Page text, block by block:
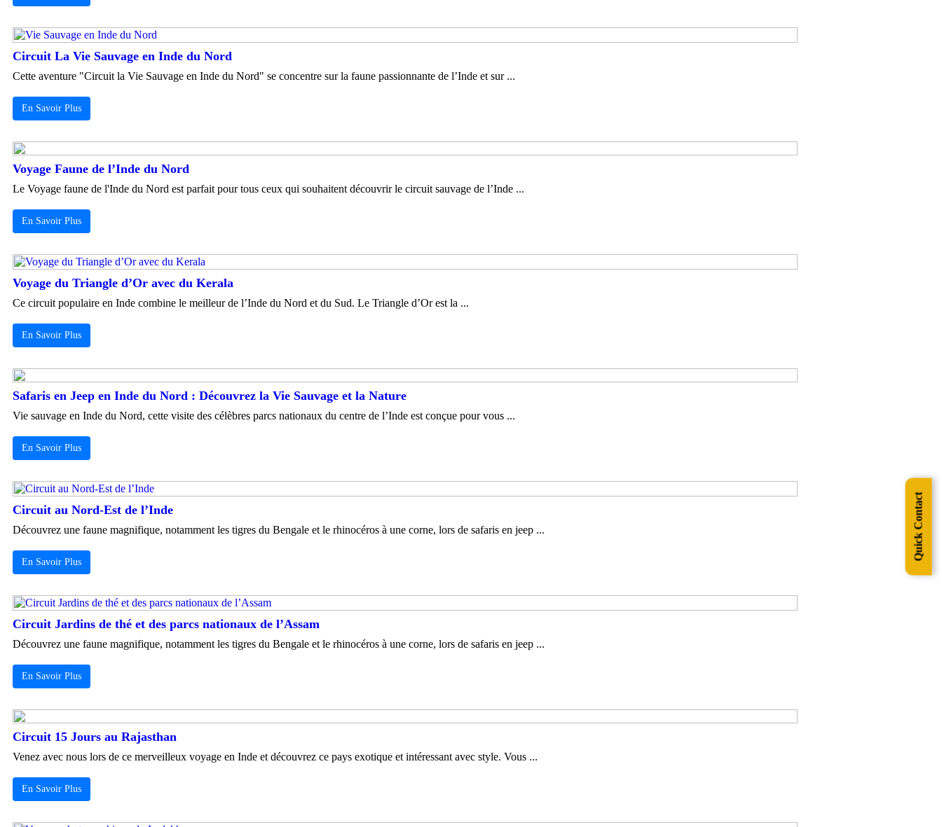
Circuit La Vie Sauvage en Inde du Nord
Cette aventure "Circuit la Vie Sauvage en Inde du Nord" se concentre sur la faune passionnante de l’Inde et sur ...
En Savoir Plus
Voyage Faune de l’Inde du Nord
Le Voyage faune de l'Inde du Nord est parfait pour tous ceux qui souhaitent découvrir le circuit sauvage de l’Inde ...
En Savoir Plus
Voyage du Triangle d’Or avec du Kerala
Ce circuit populaire en Inde combine le meilleur de l’Inde du Nord et du Sud. Le Triangle d’Or est la ...
En Savoir Plus
Safaris en Jeep en Inde du Nord : Découvrez la Vie Sauvage et la Nature
Vie sauvage en Inde du Nord, cette visite des célèbres parcs nationaux du centre de l’Inde est conçue pour vous ...
En Savoir Plus
Circuit au Nord-Est de l’Inde
Découvrez une faune magnifique, notamment les tigres du Bengale et le rhinocéros à une corne, lors de safaris en jeep ...
En Savoir Plus
Circuit Jardins de thé et des parcs nationaux de l’Assam
Découvrez une faune magnifique, notamment les tigres du Bengale et le rhinocéros à une corne, lors de safaris en jeep ...
En Savoir Plus
Circuit 15 Jours au Rajasthan
Venez avec nous lors de ce merveilleux voyage en Inde et découvrez ce pays exotique et intéressant avec style. Vous ...
En Savoir Plus
Quick Contact